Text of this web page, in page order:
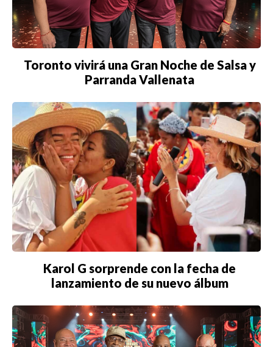
Toronto vivirá una Gran Noche de Salsa y
Parranda Vallenata
Karol G sorprende con la fecha de
lanzamiento de su nuevo álbum